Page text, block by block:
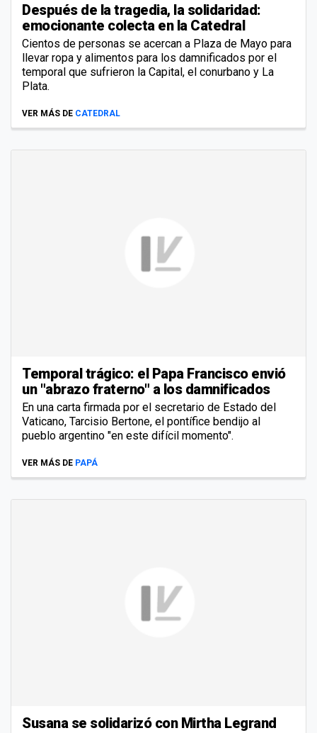
Después de la tragedia, la solidaridad:
emocionante colecta en la Catedral
Cientos de personas se acercan a Plaza de Mayo para
llevar ropa y alimentos para los damnificados por el
temporal que sufrieron la Capital, el conurbano y La
Plata.
VER MÁS DE CATEDRAL
Temporal trágico: el Papa Francisco envió
un "abrazo fraterno" a los damnificados
En una carta firmada por el secretario de Estado del
Vaticano, Tarcisio Bertone, el pontífice bendijo al
pueblo argentino "en este difícil momento".
VER MÁS DE PAPÁ
Susana se solidarizó con Mirtha Legrand